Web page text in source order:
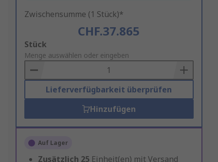
Zwischensumme (1 Stück)*
CHF.37.865
Add
to
Basket
Stück
Menge auswählen oder eingeben
Lieferverfügbarkeit überprüfen
Hinzufügen
Auf Lager
Zusätzlich 25 Einheit(en) mit Versand